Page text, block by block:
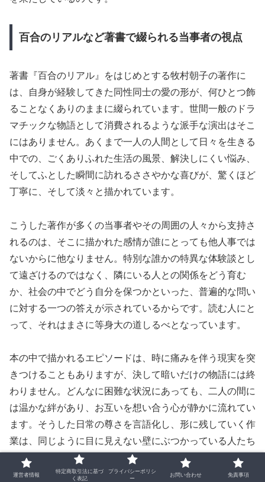
百合のリアルなど著書で綴られる当事者の視点
著書『百合のリアル』をはじめとする牧村朝子の著作に
は、自身が経験してきた同性同士の愛の形が、何ひとつ飾
ることなくありのままに綴られています。世間一般のドラ
マチックな物語として消費されるような派手な演出はそこ
にはありません。あくまで一人の人間として日々を生きる
中での、ごくありふれた生活の風景、解決しにくい悩み、
そしてふとした瞬間に訪れるささやかな喜びが、驚くほど
丁寧に、そして淡々と描かれています。
こうした著作が多くの当事者やその周囲の人々から支持さ
れるのは、そこに描かれた感情が誰にとっても他人事では
ないからに他なりません。特別な誰かの特異な体験談とし
て遠ざけるのではなく、隣にいる人との関係をどう育む
か、社会の中でどう自分を保つかといった、普遍的な問い
に対する一つの答えが示されているからです。読む人にと
って、それはまさに等身大の道しるべとなっています。
本の中で描かれるエピソードは、時に痛みを伴う現実を突
きつけることもありますが、決して暗いだけの物語には終
わりません。どんなに困難な状況にあっても、二人の間に
は温かな絆があり、お互いを想い合う心が静かに流れてい
ます。そうした日常の尊さを言語化し、形に残していく作
業は、同じように目に見えない壁にぶつかっている人たち
に、「自分だけではない」という静かな連帯感をもたらし
ています。
運営者情報
特定商取引法に基づ
く表記
プライバシーポリシ
ー
お問い合わせ 免責事項